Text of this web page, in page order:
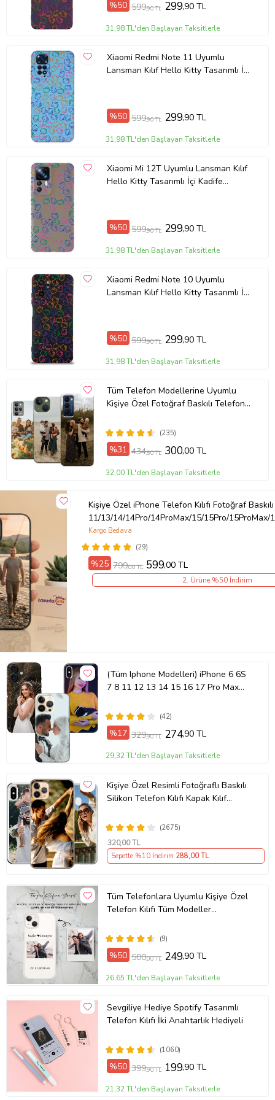
Ürün Kodu:kcm70053555
%50 599,90 TL 299,90 TL
31,98 TL'den Başlayan Taksitlerle
Xiaomi Redmi Note 11 Uyumlu
Lansman Kılıf Hello Kitty Tasarımlı İçi
%50 599,90 TL 299,90 TL
31,98 TL'den Başlayan Taksitlerle
Xiaomi Mi 12T Uyumlu Lansman Kılıf
Hello Kitty Tasarımlı İçi Kadife
%50 599,90 TL 299,90 TL
31,98 TL'den Başlayan Taksitlerle
Xiaomi Redmi Note 10 Uyumlu
Lansman Kılıf Hello Kitty Tasarımlı İçi
%50 599,90 TL 299,90 TL
31,98 TL'den Başlayan Taksitlerle
Tüm Telefon Modellerine Uyumlu
Kişiye Özel Fotoğraf Baskılı Telefon
(235)
%31 434,80 TL 300,00 TL
32,00 TL'den Başlayan Taksitlerle
Kişiye Özel iPhone Telefon Kılıfı Fotoğraf Baskılı
11/13/14/14Pro/14ProMax/15/15Pro/
(29)
Kargo Bedava
%25 799,00 TL 599,00 TL
2. Ürüne %50 İndirim
(Tüm Iphone Modelleri) iPhone 6 6S
7 8 11 12 13 14 15 16 17 Pro Max
Fotoğraflı Kılıf(42)
%17 329,90 TL 274,90 TL
29,32 TL'den Başlayan Taksitlerle
Kişiye Özel Resimli Fotoğraflı Baskılı
Silikon Telefon Kılıfı Kapak Kılıf
(2675)
320,00 TL
Sepette %10 İndirim 288,00 TL
Tüm Telefonlara Uyumlu Kişiye Özel
Telefon Kılıfı Tüm Modeller
(9)
%50 500,00 TL 249,90 TL
26,65 TL'den Başlayan Taksitlerle
Sevgiliye Hediye Spotify Tasarımlı
Telefon Kılıfı İki Anahtarlık Hediyeli
(1060)
%50 399,90 TL 199,90 TL
21,32 TL'den Başlayan Taksitlerle